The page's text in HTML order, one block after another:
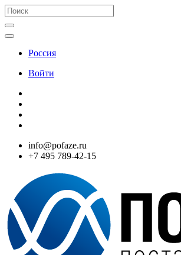
Россия
Войти
info@pofaze.ru
+7 495 789-42-15